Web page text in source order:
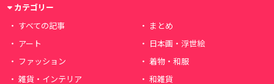
カテゴリー
すべての記事
まとめ
アート
日本画・浮世絵
ファッション
着物・和服
雑貨・インテリア
和雑貨